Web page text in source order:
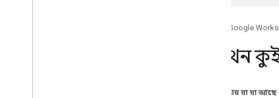
Google
পাইথন
এই পৃষ্ঠায় যা যা আছে